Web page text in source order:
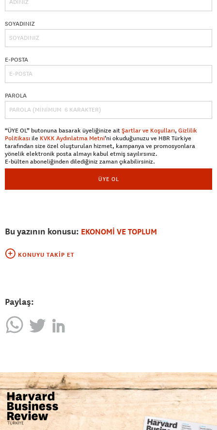
SOYADINIZ
E-POSTA
PAROLA
“ÜYE OL” butonuna basarak üyeliğinize aitŞartlar ve Koşulları, Gizlilik
Politikası ile KVKK Aydınlatma Metni’ni okuduğunuzu ve HBR Türkiye
tarafından size özel oluşturulan hizmet, kampanya ve promosyonlara
yönelik elektronik posta almayı kabul etmiş sayılırsınız.
E-bülten aboneliğinden dilediğiniz zaman çıkabilirsiniz.
ÜYE OL
Bu yazının konusu: EKONOMİ VE TOPLUM
KONUYU TAKIP ET
Paylaş: